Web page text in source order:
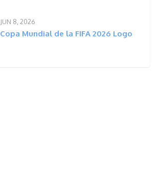
JUN 8, 2026
Copa Mundial de la FIFA 2026 Logo